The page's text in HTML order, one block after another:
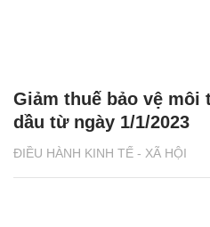
ĐIỀU HÀNH KINH TẾ - XÃ HỘI
Giảm thuế bảo vệ
dầu từ ngày 1/1/2023